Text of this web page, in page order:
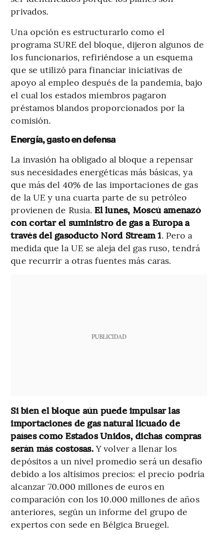
privados.
Una opción es estructurarlo como el
programa SURE del bloque, dijeron algunos de
los funcionarios, refiriéndose a un esquema
que se utilizó para financiar iniciativas de
apoyo al empleo después de la pandemia, bajo
el cual los estados miembros pagaron
préstamos blandos proporcionados por la
comisión.
Energía, gasto en defensa
La invasión ha obligado al bloque a repensar
sus necesidades energéticas más básicas, ya
que más del 40% de las importaciones de gas
de la UE y una cuarta parte de su petróleo
provienen de Rusia. El lunes, Moscú amenazó
con cortar el suministro de gas a Europa a
través del gasoducto Nord Stream 1. Pero a
medida que la UE se aleja del gas ruso, tendrá
que recurrir a otras fuentes más caras.
PUBLICIDAD
Si bien el bloque aún puede impulsar las
importaciones de gas natural licuado de
países como Estados Unidos, dichas compras
serán más costosas.Y volver a llenar los
depósitos a un nivel promedio será un desafío
debido a los altísimos precios: el precio podría
alcanzar 70.000 millones de euros en
comparación con los 10.000 millones de años
anteriores, según un informe del grupo de
expertos con sede en Bélgica Bruegel.